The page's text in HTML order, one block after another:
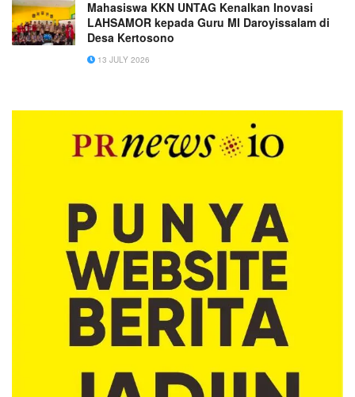
Mahasiswa KKN UNTAG Kenalkan Inovasi
LAHSAMOR kepada Guru MI Daroyissalam di
Desa Kertosono
13 JULY 2026